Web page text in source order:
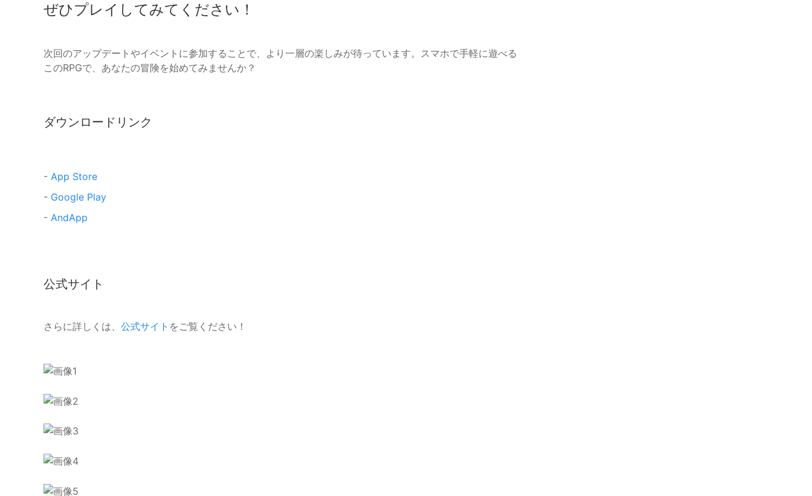
ぜひプレイしてみてください！
次回のアップデートやイベントに参加することで、より一層の楽しみが待っています。スマホで手軽に遊べる
このRPGで、あなたの冒険を始めてみませんか？
ダウンロードリンク
- App Store
- Google Play
- AndApp
公式サイト
さらに詳しくは、 公式サイト をご覧ください！